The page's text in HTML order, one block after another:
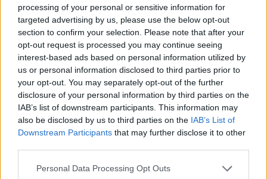
processing of your personal or sensitive information for
targeted advertising by us, please use the below opt-out
section to confirm your selection. Please note that after your
opt-out request is processed you may continue seeing
interest-based ads based on personal information utilized by
us or personal information disclosed to third parties prior to
your opt-out. You may separately opt-out of the further
disclosure of your personal information by third parties on the
IAB’s list of downstream participants. This information may
also be disclosed by us to third parties on the IAB’s List of
Downstream Participants that may further disclose it to other
Personal Data Processing Opt Outs
Hasznos
Impresszum
Szerzői jogok
Adatvédelmi tájékoztató
Cookie-kezelési tájékoztató
Hozzászólási szabályzat